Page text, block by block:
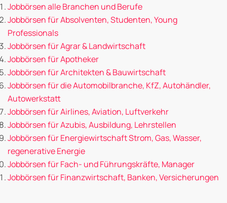
Jobbörsen alle Branchen und Berufe
Jobbörsen für Absolventen, Studenten, Young
Professionals
Jobbörsen für Agrar & Landwirtschaft
Jobbörsen für Apotheker
Jobbörsen für Architekten & Bauwirtschaft
Jobbörsen für die Automobilbranche, KfZ, Autohändler,
Autowerkstatt
Jobbörsen für Airlines, Aviation, Luftverkehr
Jobbörsen für Azubis, Ausbildung, Lehrstellen
Jobbörsen für Energiewirtschaft Strom, Gas, Wasser,
regenerative Energie
Jobbörsen für Fach- und Führungskräfte, Manager
Jobbörsen für Finanzwirtschaft, Banken, Versicherungen